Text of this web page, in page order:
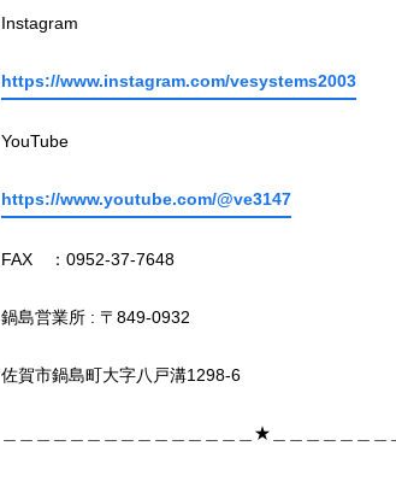
Instagram
https://www.instagram.com/vesystems2003
YouTube
https://www.youtube.com/@ve3147
FAX ：0952-37-7648
鍋島営業所 : 〒849-0932
佐賀市鍋島町大字八戸溝1298-6
＿＿＿＿＿＿＿＿＿＿＿＿＿＿＿★＿＿＿＿＿＿＿